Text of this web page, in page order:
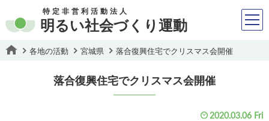
特定非営利活動法人
明るい社会づくり運動
各地の活動 宮城県 落合復興住宅でクリスマス会開催
落合復興住宅でクリスマス会開催
2020.03.06 Fri